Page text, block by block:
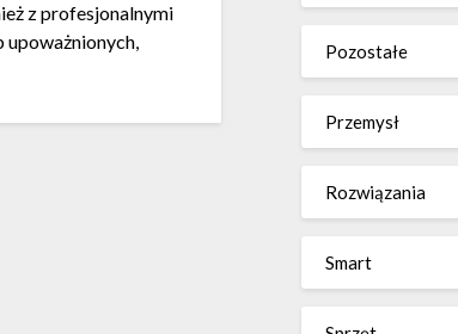
z profesjonalnymi
Pozostałe
Przemysł
Rozwiązania
Smart